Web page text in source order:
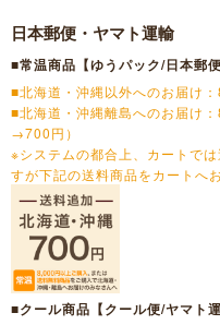
日本郵便・ヤマト運輸
■常温商品【ゆうパック/日本郵便
■北海道・沖縄以外へのお届け
■北海道・沖縄離島へのお届け
→700円）
※システムの都合上、カートで
すが下記の送料商品をカートへ
■クール商品【クール便/ヤマト運